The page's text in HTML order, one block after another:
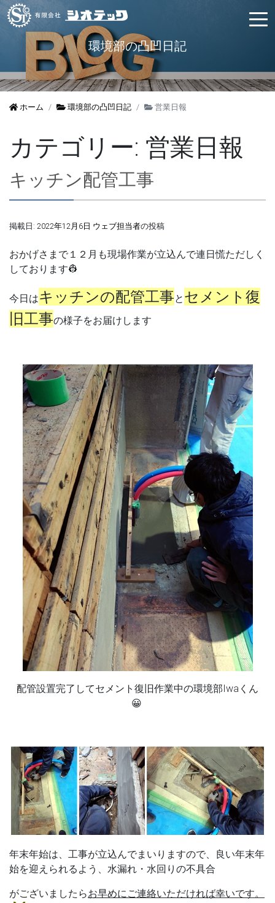
環境部の凸凹日記
ホーム 環境部の凸凹日記 営業日報
カテゴリー: 営業日報
キッチン配管工事
掲載日: 2022年12月6日 ウェブ担当者の投稿
おかげさまで１２月も現場作業が立込んで連日慌ただしく
しております👷
今日はキッチンの配管工事と セメント復
旧工事の様子をお届けします
配管設置完了してセメント復旧作業中の環境部Iwaくん
😀
年末年始は、工事が立込んでまいりますので、良い年末年
始を迎えられるよう、 水漏れ ・ 水回り の不具合
がございましたらお早めにご連絡いただければ幸いです。